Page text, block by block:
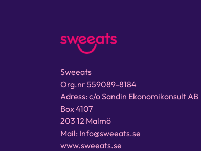
Sweeats
Org.nr 559089-8184
Adress: c/o Sandin Ekonomikonsult AB
Box 4107
203 12 Malmö
Mail: Info@sweeats.se
www.sweeats.se